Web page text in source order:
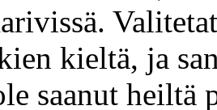
kieltä, ja
saanut heiltä